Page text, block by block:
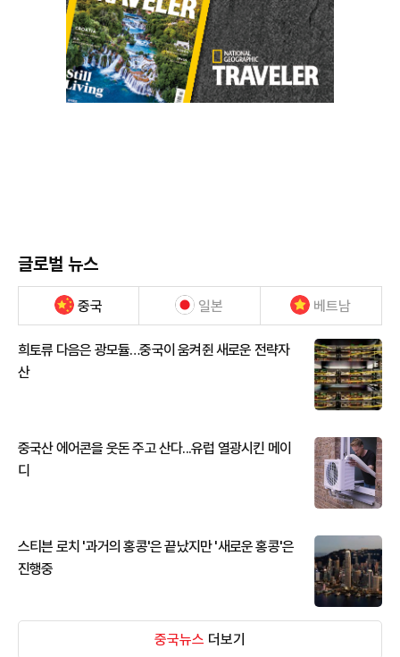
글로벌 뉴스
중국 일본 베트남
희토류 다음은 광모듈…중국이 움켜쥔 새로운 전략자
산
중국산 에어콘을 웃돈 주고 산다...유럽 열광시킨 메이
디
스티븐 로치 '과거의 홍콩'은 끝났지만 '새로운 홍콩'은
진행중
중국뉴스 더보기